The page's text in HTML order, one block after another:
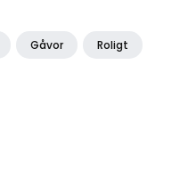
Gåvor
Roligt